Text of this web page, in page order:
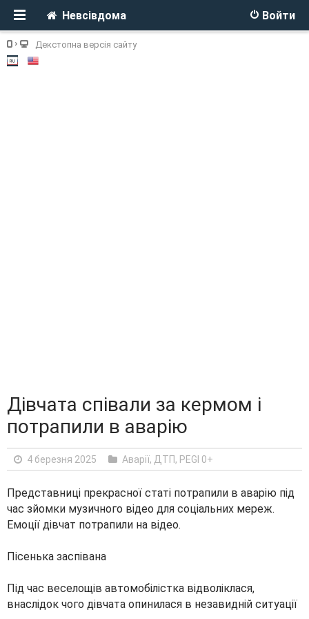
Войти
Невсівдома
Декстопна версія сайту
Дівчата співали за кермом і
потрапили в аварію
4 березня 2025 Аварії, ДТП, PEGI 0+
Представниці прекрасної статі потрапили в аварію під
час зйомки музичного відео для соціальних мереж.
Емоції дівчат потрапили на відео.
Пісенька заспівана
Під час веселощів автомобілістка відволіклася,
внаслідок чого дівчата опинилася в незавидній ситуації